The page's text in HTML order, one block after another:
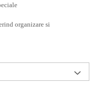
organizare si